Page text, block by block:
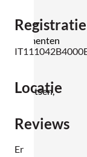
ingerichte
appartementen
met 3 of
slaapplaatsen,
Locatie
Reviews
Er